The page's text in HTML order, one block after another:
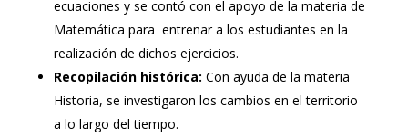
ecuaciones y se contó con el apoyo de la materia de
Matemática para entrenar a los estudiantes en la
realización de dichos ejercicios.
Recopilación histórica: Con ayuda de la materia
Historia, se investigaron los cambios en el territorio
a lo largo del tiempo.